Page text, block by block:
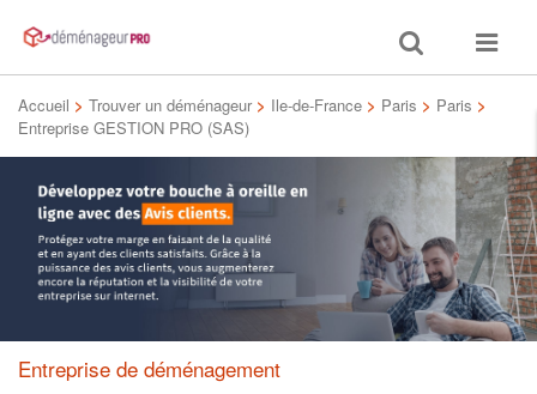
Toggle
search
Toggle
Accueil > Trouver un déménageur > Ile-de-France > Paris > Paris >
Entreprise GESTION PRO (SAS)
Entreprise de déménagement